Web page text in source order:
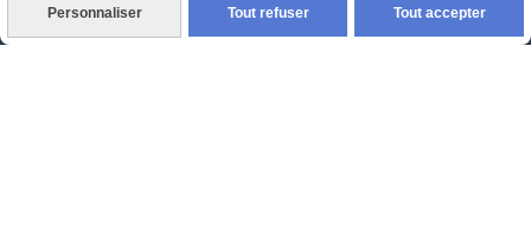
Personnaliser Tout refuser Tout accepter